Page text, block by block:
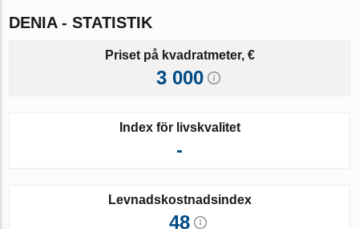
DENIA - STATISTIK
Priset på kvadratmeter, €
3 000
Index för livskvalitet
-
Levnadskostnadsindex
48